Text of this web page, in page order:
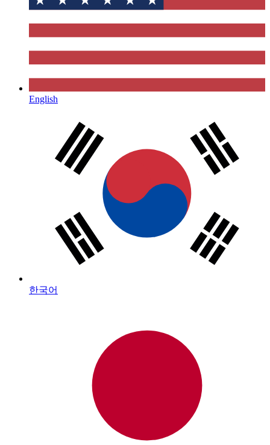
English
한국어